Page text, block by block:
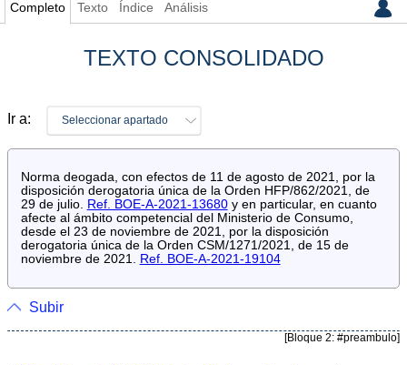
Completo Texto Índice Análisis
TEXTO CONSOLIDADO
Ir a: Seleccionar apartado
Norma deogada, con efectos de 11 de agosto de 2021, por la
disposición derogatoria única de la Orden HFP/862/2021, de
29 de julio. Ref. BOE-A-2021-13680y en particular, en cuanto
afecte al ámbito competencial del Ministerio de Consumo,
desde el 23 de noviembre de 2021, por la disposición
derogatoria única de la Orden CSM/1271/2021, de 15 de
noviembre de 2021. Ref. BOE-A-2021-19104
Subir
[Bloque 2: #preambulo]